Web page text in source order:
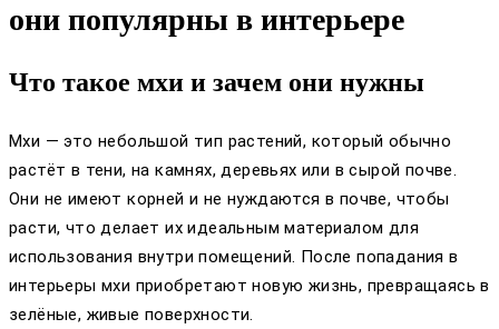
они популярны в интерьере
Что такое мхи и зачем они нужны
Мхи — это небольшой тип растений, который обычно
растёт в тени, на камнях, деревьях или в сырой почве.
Они не имеют корней и не нуждаются в почве, чтобы
расти, что делает их идеальным материалом для
использования внутри помещений. После попадания в
интерьеры мхи приобретают новую жизнь, превращаясь в
зелёные, живые поверхности.